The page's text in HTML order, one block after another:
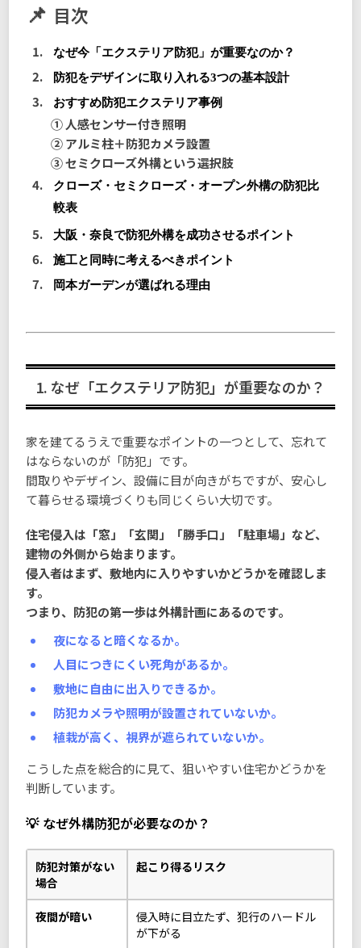
目次
なぜ今「エクステリア防犯」が重要なのか？
防犯をデザインに取り入れる3つの基本設計
おすすめ防犯エクステリア事例
① 人感センサー付き照明
② アルミ柱＋防犯カメラ設置
③ セミクローズ外構という選択肢
クローズ・セミクローズ・オープン外構の防犯比
較表
大阪・奈良で防犯外構を成功させるポイント
施工と同時に考えるべきポイント
岡本ガーデンが選ばれる理由
1. なぜ「エクステリア防犯」が重要なのか？
家を建てるうえで重要なポイントの一つとして、忘れて
はならないのが「防犯」です。
間取りやデザイン、設備に目が向きがちですが、安心し
て暮らせる環境づくりも同じくらい大切です。
住宅侵入は「窓」「玄関」「勝手口」「駐車場」など、
建物の外側から始まります。
侵入者はまず、敷地内に入りやすいかどうかを確認しま
す。
つまり、防犯の第一歩は外構計画にあるのです。
夜になると暗くなるか。
人目につきにくい死角があるか。
敷地に自由に出入りできるか。
防犯カメラや照明が設置されていないか。
植栽が高く、視界が遮られていないか。
こうした点を総合的に見て、狙いやすい住宅かどうかを
判断しています。
なぜ外構防犯が必要なのか？
防犯対策がない
場合
起こり得るリスク
夜間が暗い
侵入時に目立たず、犯行のハードル
が下がる